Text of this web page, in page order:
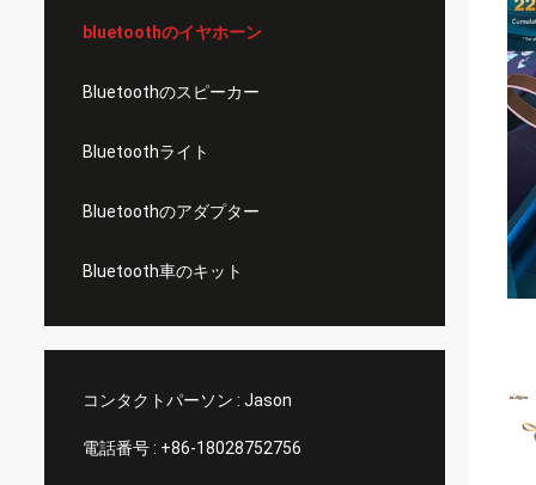
bluetoothのイヤホーン
Bluetoothのスピーカー
Bluetoothライト
Bluetoothのアダプター
Bluetooth車のキット
コンタクトパーソン : Jason
電話番号 : +86-18028752756